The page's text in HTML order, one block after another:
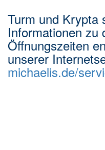
Alle
Nur
Turm und Krypta
Informationen zu
Öffnungszeiten
unserer
michaelis.de/